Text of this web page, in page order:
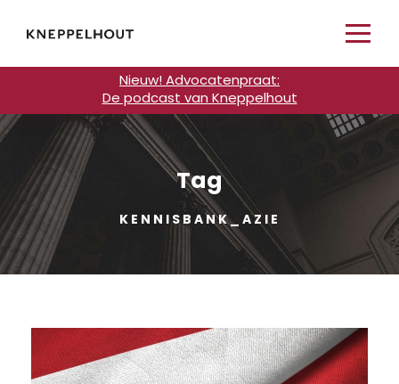
Nieuw! Advocatenpraat:
De podcast van Kneppelhout
Tag
KENNISBANK_AZIE